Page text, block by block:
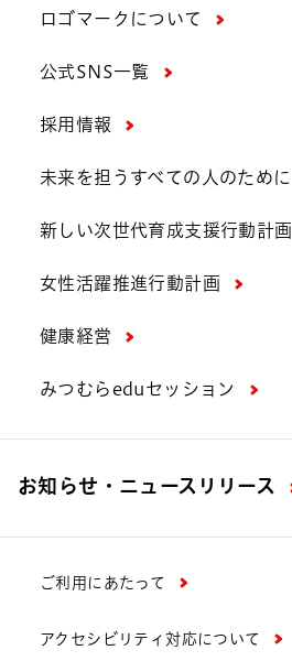
ロゴマークについて
公式SNS一覧
採用情報
未来を担うすべての人のために
新しい次世代育成支援行動計画
女性活躍推進行動計画
健康経営
みつむらeduセッション
お知らせ・ニュースリリース
ご利用にあたって
アクセシビリティ対応について